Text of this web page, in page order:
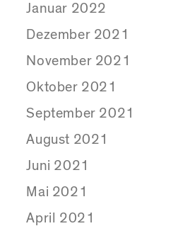
Januar 2022
Dezember 2021
November 2021
Oktober 2021
September 2021
August 2021
Juni 2021
Mai 2021
April 2021